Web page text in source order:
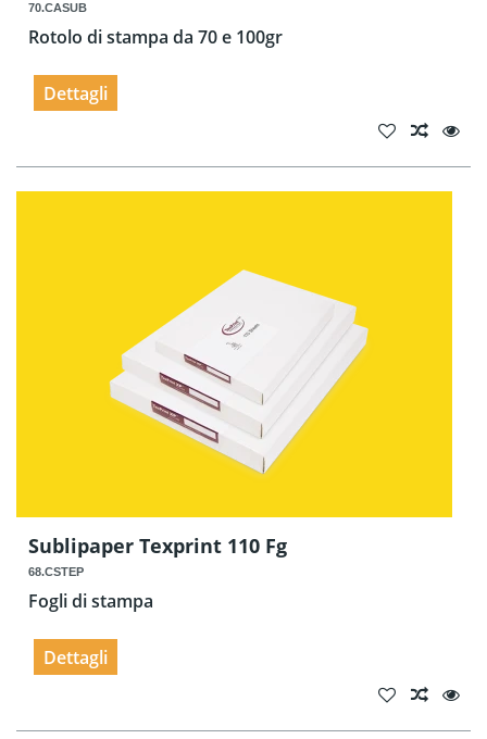
70.CASUB
Rotolo di stampa da 70 e 100gr
Dettagli
Sublipaper Texprint 110 Fg
68.CSTEP
Fogli di stampa
Dettagli